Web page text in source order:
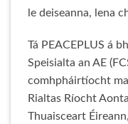
le deiseanna, lena
Tá PEACEPLUS á
Speisialta an AE
comhpháirtíocht
Rialtas Ríocht
Thuaisceart